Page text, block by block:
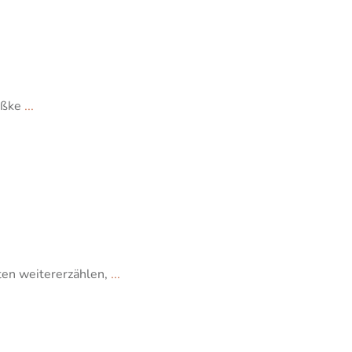
...
weitererzählen, ...